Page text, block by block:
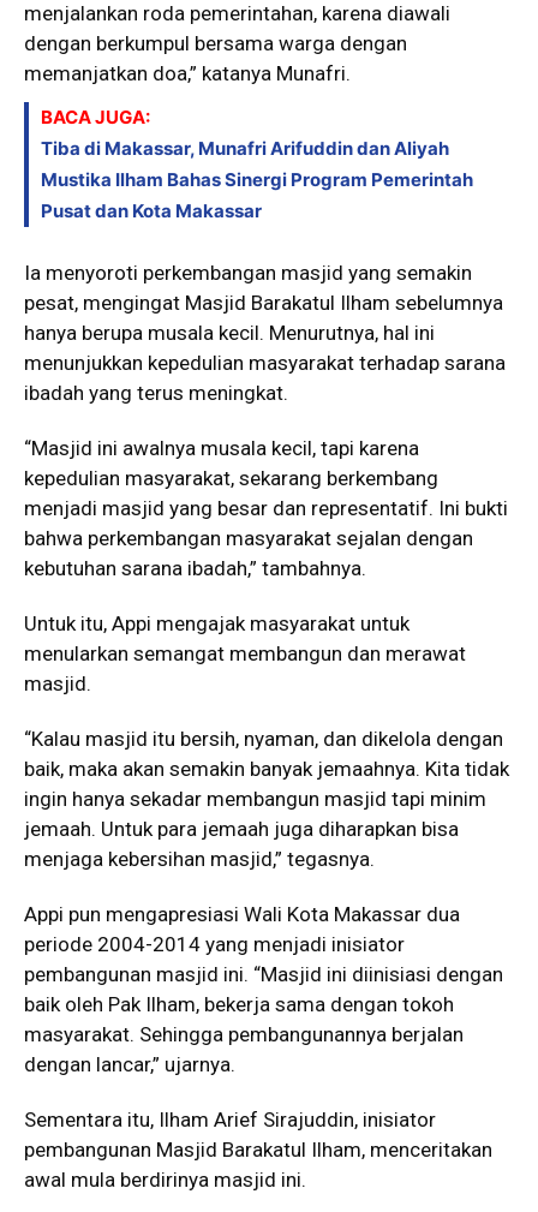
menjalankan roda pemerintahan, karena diawali
dengan berkumpul bersama warga dengan
memanjatkan doa,” katanya Munafri.
BACA JUGA:
Tiba di Makassar, Munafri Arifuddin dan Aliyah
Mustika Ilham Bahas Sinergi Program Pemerintah
Pusat dan Kota Makassar
Ia menyoroti perkembangan masjid yang semakin
pesat, mengingat Masjid Barakatul Ilham sebelumnya
hanya berupa musala kecil. Menurutnya, hal ini
menunjukkan kepedulian masyarakat terhadap sarana
ibadah yang terus meningkat.
“Masjid ini awalnya musala kecil, tapi karena
kepedulian masyarakat, sekarang berkembang
menjadi masjid yang besar dan representatif. Ini bukti
bahwa perkembangan masyarakat sejalan dengan
kebutuhan sarana ibadah,” tambahnya.
Untuk itu, Appi mengajak masyarakat untuk
menularkan semangat membangun dan merawat
masjid.
“Kalau masjid itu bersih, nyaman, dan dikelola dengan
baik, maka akan semakin banyak jemaahnya. Kita tidak
ingin hanya sekadar membangun masjid tapi minim
jemaah. Untuk para jemaah juga diharapkan bisa
menjaga kebersihan masjid,” tegasnya.
Appi pun mengapresiasi Wali Kota Makassar dua
periode 2004-2014 yang menjadi inisiator
pembangunan masjid ini. “Masjid ini diinisiasi dengan
baik oleh Pak Ilham, bekerja sama dengan tokoh
masyarakat. Sehingga pembangunannya berjalan
dengan lancar,” ujarnya.
Sementara itu, Ilham Arief Sirajuddin, inisiator
pembangunan Masjid Barakatul Ilham, menceritakan
awal mula berdirinya masjid ini.